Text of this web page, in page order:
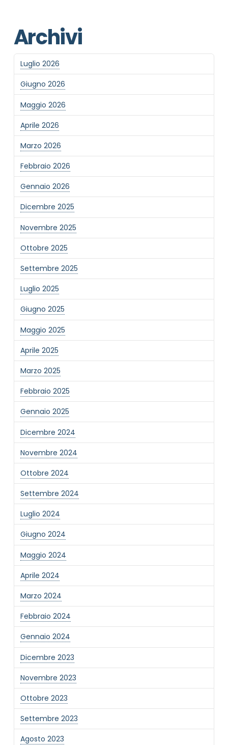
Archivi
Luglio 2026
Giugno 2026
Maggio 2026
Aprile 2026
Marzo 2026
Febbraio 2026
Gennaio 2026
Dicembre 2025
Novembre 2025
Ottobre 2025
Settembre 2025
Luglio 2025
Giugno 2025
Maggio 2025
Aprile 2025
Marzo 2025
Febbraio 2025
Gennaio 2025
Dicembre 2024
Novembre 2024
Ottobre 2024
Settembre 2024
Luglio 2024
Giugno 2024
Maggio 2024
Aprile 2024
Marzo 2024
Febbraio 2024
Gennaio 2024
Dicembre 2023
Novembre 2023
Ottobre 2023
Settembre 2023
Agosto 2023
Informativa Privacy
Ho preso visione dell'informativa privacy
Privacy Policy completa
Newsletter
Desidero rimanere aggiornato sulle ultime
novità dell'Associazione tramite l'iscrizione alla
newsletter
Invia